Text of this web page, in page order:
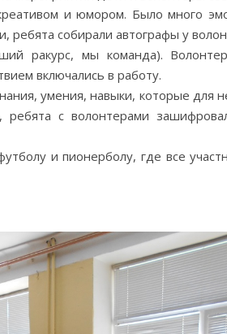
и юмором. Было много
собирали автографы у
ракурс, мы команда).
включались в работу.
умения, навыки, которые для
с волонтерами
и пионерболу, где все